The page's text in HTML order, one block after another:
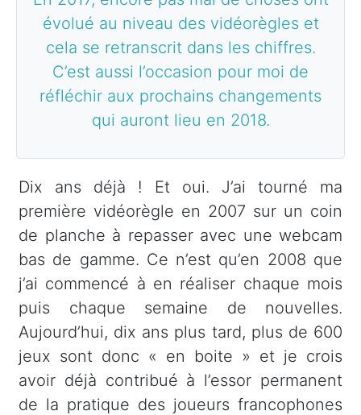
évolué au niveau des vidéorègles et
cela se retranscrit dans les chiffres.
C’est aussi l’occasion pour moi de
réfléchir aux prochains changements
qui auront lieu en 2018.
Dix ans déjà ! Et oui. J’ai tourné ma
première vidéorègle en 2007 sur un coin
de planche à repasser avec une webcam
bas de gamme. Ce n’est qu’en 2008 que
j’ai commencé à en réaliser chaque mois
puis chaque semaine de nouvelles.
Aujourd’hui, dix ans plus tard, plus de 600
jeux sont donc « en boite » et je crois
avoir déjà contribué à l’essor permanent
de la pratique des joueurs francophones